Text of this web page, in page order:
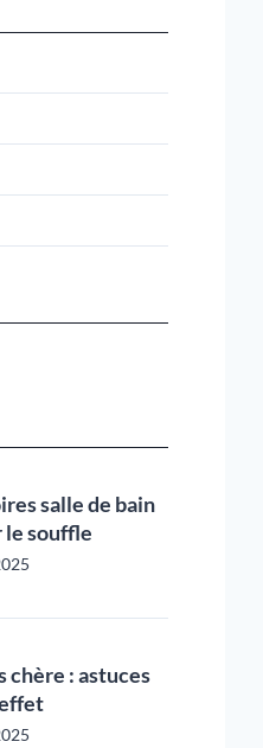
salle de bain
le souffle
chère : astuces